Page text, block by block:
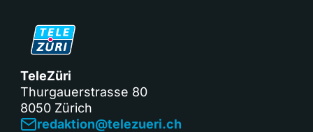
TeleZüri
Thurgauerstrasse 80
8050 Zürich
redaktion@telezueri.ch